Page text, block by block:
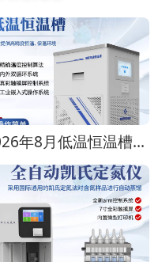
2026年8月低温恒温槽选购攻略 全生命周期成本对比